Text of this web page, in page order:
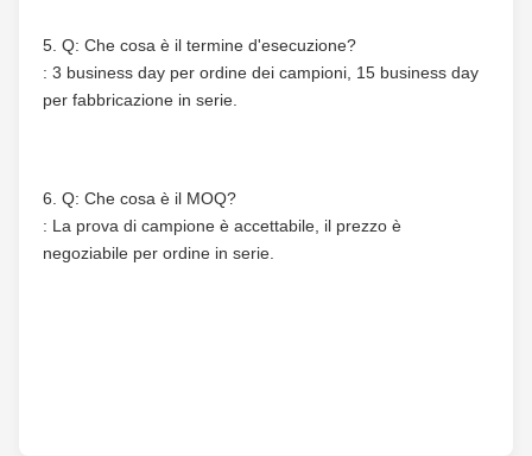
5. Q: Che cosa è il termine d'esecuzione?
: 3 business day per ordine dei campioni, 15 business day
per fabbricazione in serie.
6. Q: Che cosa è il MOQ?
: La prova di campione è accettabile, il prezzo è
negoziabile per ordine in serie.